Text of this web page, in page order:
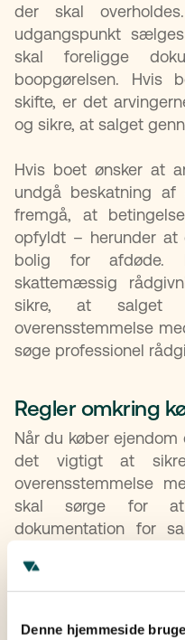
Denne hjemmeside
der skal
udgangspunkt
skal foreligge
boopgørelsen. Hvis
skifte, er det
og sikre, at salget
Hvis boet ønsker at
undgå beskatning
fremgå, at
opfyldt – herunder at
bolig for afdøde.
skattemæssig
sikre, at salget
overensstemmelse
søge professionel
Regler omkring
Når du køber
det vigtigt at
overensstemmelse
skal sørge for
dokumentation for
markedspris for at
dødsbo kan være en
indebærer også